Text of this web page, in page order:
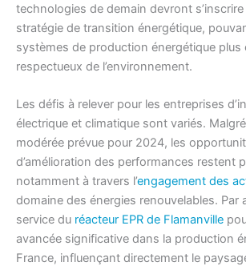
technologies de demain devront
stratégie de transition énergétique,
systèmes de production énergétique plus
respectueux de l’environnement.
Les défis à relever pour les entreprises
électrique et climatique sont variés.
modérée prévue pour 2024, les
d’amélioration des performances restent
notamment à travers l’engagement des
domaine des énergies renouvelables. Par
service du réacteur EPR de Flamanville
avancée significative dans la production
France, influençant directement le